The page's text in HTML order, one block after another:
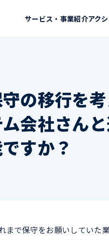
サービス・事業紹介アク
の移行を
会社さん
すか？
まで保守をお願いしていた